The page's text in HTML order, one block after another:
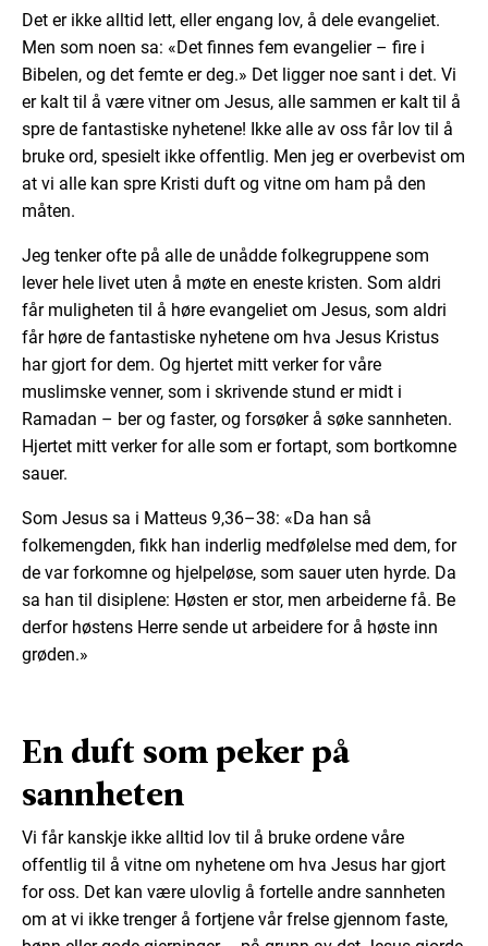
Det er ikke alltid lett, eller engang lov, å dele evangeliet.
Men som noen sa: «Det finnes fem evangelier – fire i
Bibelen, og det femte er deg.» Det ligger noe sant i det. Vi
er kalt til å være vitner om Jesus, alle sammen er kalt til å
spre de fantastiske nyhetene! Ikke alle av oss får lov til å
bruke ord, spesielt ikke offentlig. Men jeg er overbevist om
at vi alle kan spre Kristi duft og vitne om ham på den
måten.
Jeg tenker ofte på alle de unådde folkegruppene som
lever hele livet uten å møte en eneste kristen. Som aldri
får muligheten til å høre evangeliet om Jesus, som aldri
får høre de fantastiske nyhetene om hva Jesus Kristus
har gjort for dem. Og hjertet mitt verker for våre
muslimske venner, som i skrivende stund er midt i
Ramadan – ber og faster, og forsøker å søke sannheten.
Hjertet mitt verker for alle som er fortapt, som bortkomne
sauer.
Som Jesus sa i Matteus 9,36–38: «Da han så
folkemengden, fikk han inderlig medfølelse med dem, for
de var forkomne og hjelpeløse, som sauer uten hyrde. Da
sa han til disiplene: Høsten er stor, men arbeiderne få. Be
derfor høstens Herre sende ut arbeidere for å høste inn
grøden.»
En duft som peker på
sannheten
Vi får kanskje ikke alltid lov til å bruke ordene våre
offentlig til å vitne om nyhetene om hva Jesus har gjort
for oss. Det kan være ulovlig å fortelle andre sannheten
om at vi ikke trenger å fortjene vår frelse gjennom faste,